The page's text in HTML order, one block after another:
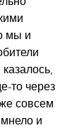
мы и
то через
совсем
и